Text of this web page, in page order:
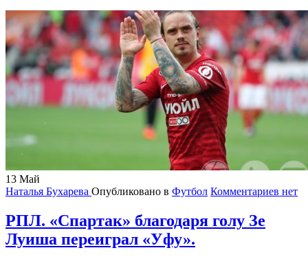
13 Май
Наталья Бухарева Опубликовано в Футбол Комментариев нет
РПЛ. «Спартак» благодаря голу Зе
Луиша переиграл «Уфу».